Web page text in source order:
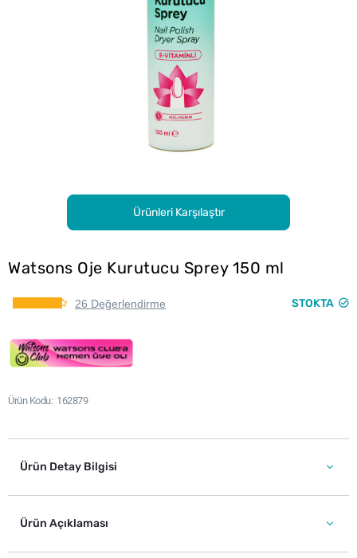
Ürünleri Karşılaştır
Watsons Oje Kurutucu Sprey 150 ml
26 Değerlendirme STOKTA
Ürün Kodu 162879
Ürün Detay Bilgisi
Ürün Açıklaması